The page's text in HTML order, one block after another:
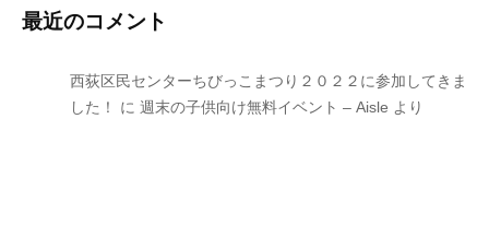
最近のコメント
西荻区民センターちびっこまつり２０２２に参加してきま
した！
に 週末の子供向け無料イベント – Aisle より